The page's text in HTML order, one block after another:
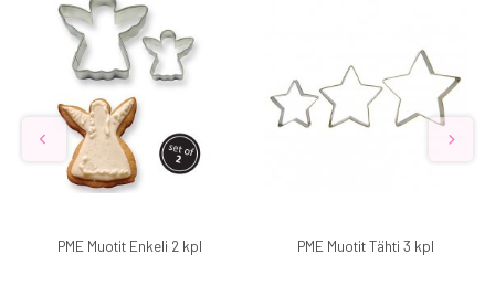
PME Muotit Enkeli 2 kpl PME Muotit Tähti 3 kpl